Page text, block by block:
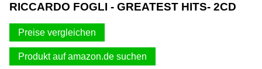
Support & Newsletter
Presse
RICCARDO FOGLI - GREATEST HITS- 2CD
Preise vergleichen
Produkt auf amazon.de suchen